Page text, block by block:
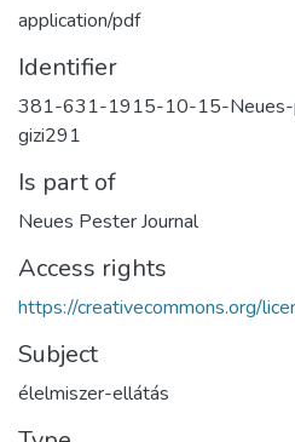
application/pdf
Identifier
381-631-1915-10-15-
gizi291
Is part of
Neues Pester Journal
Access rights
https://creativecommons.org/
Subject
élelmiszer-ellátás